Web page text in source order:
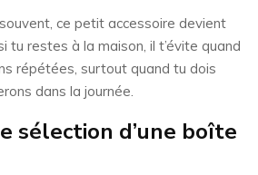
ce petit accessoire devient
tu restes à la maison, il t’évite quand
répétées, surtout quand tu dois
dans la journée.
sélection d’une boîte